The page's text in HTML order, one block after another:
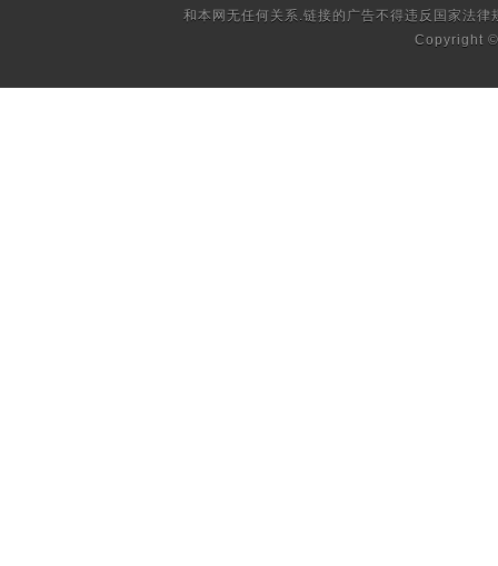
和本网无任何关系.链接的广告不得违反国家法律
Copyright